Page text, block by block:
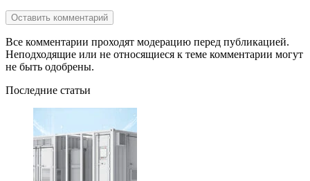
Все комментарии проходят модерацию перед публикацией.
Неподходящие или не относящиеся к теме комментарии могут
не быть одобрены.
Последние статьи